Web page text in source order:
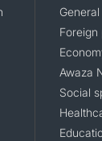
Foreign
Awaza
Social